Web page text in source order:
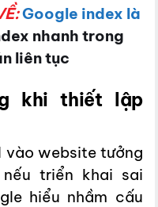
Google index là
nhanh trong
liên tục
khi thiết lập
vào website tưởng
triển khai sai
hiểu nhầm cấu